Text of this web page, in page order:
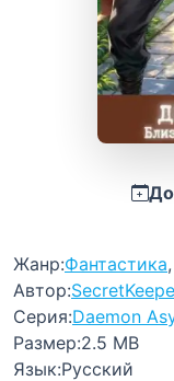
Жанр:Фантастика,
Автор:
Серия:Daemon
Размер:2.5 MB
Язык:Русский